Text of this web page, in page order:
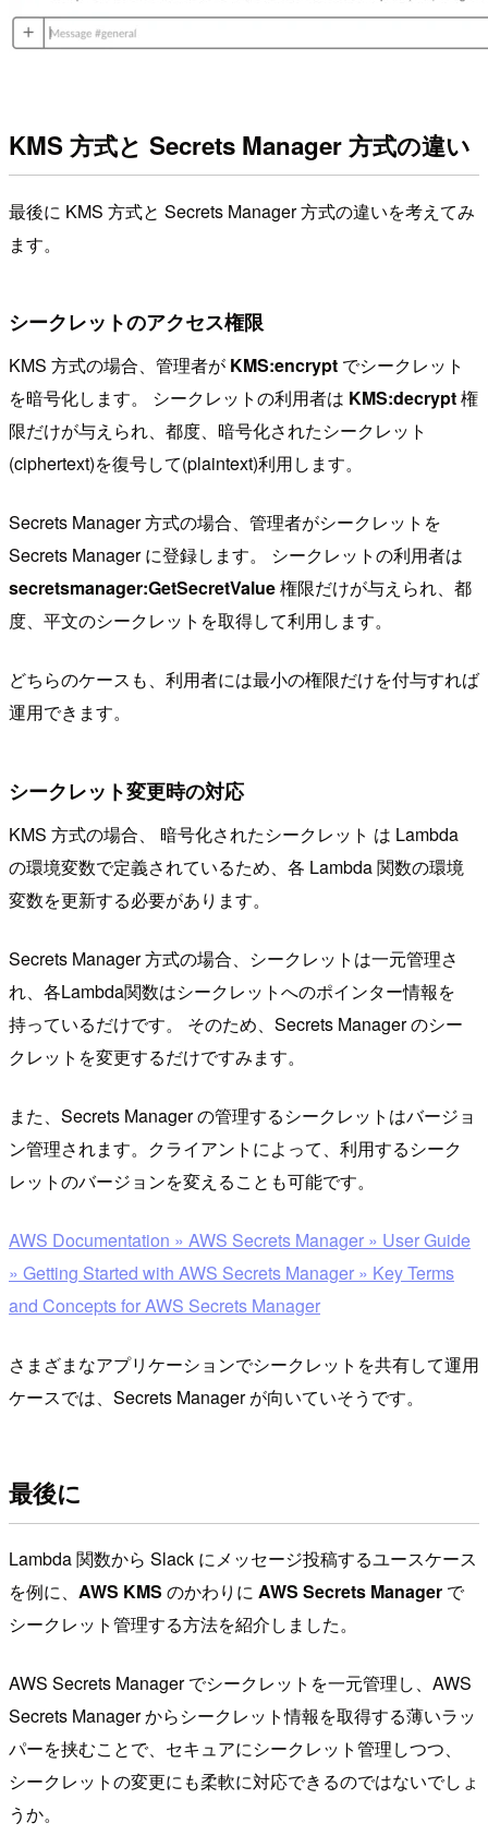
KMS 方式と Secrets Manager 方式の違い
最後に KMS 方式と Secrets Manager 方式の違いを考えてみ
ます。
シークレットのアクセス権限
KMS 方式の場合、管理者が KMS:encrypt でシークレット
を暗号化します。 シークレットの利用者は KMS:decrypt権
限だけが与えられ、都度、暗号化されたシークレット
(ciphertext)を復号して(plaintext)利用します。
Secrets Manager 方式の場合、管理者がシークレットを
Secrets Manager に登録します。 シークレットの利用者は
secretsmanager:GetSecretValue権限だけが与えられ、都
度、平文のシークレットを取得して利用します。
どちらのケースも、利用者には最小の権限だけを付与すれば
運用できます。
シークレット変更時の対応
KMS 方式の場合、 暗号化されたシークレット は Lambda
の環境変数で定義されているため、各 Lambda 関数の環境
変数を更新する必要があります。
Secrets Manager 方式の場合、シークレットは一元管理さ
れ、各Lambda関数はシークレットへのポインター情報を
持っているだけです。 そのため、Secrets Manager のシー
クレットを変更するだけですみます。
また、Secrets Manager の管理するシークレットはバージョ
ン管理されます。クライアントによって、利用するシーク
レットのバージョンを変えることも可能です。
AWS Documentation » AWS Secrets Manager » User Guide
» Getting Started with AWS Secrets Manager » Key Terms
and Concepts for AWS Secrets Manager
さまざまなアプリケーションでシークレットを共有して運用
ケースでは、Secrets Manager が向いていそうです。
最後に
Lambda 関数から Slack にメッセージ投稿するユースケース
を例に、 AWS KMS のかわりに AWS Secrets Manager で
シークレット管理する方法を紹介しました。
AWS Secrets Manager でシークレットを一元管理し、AWS
Secrets Manager からシークレット情報を取得する薄いラッ
パーを挟むことで、セキュアにシークレット管理しつつ、
シークレットの変更にも柔軟に対応できるのではないでしょ
うか。